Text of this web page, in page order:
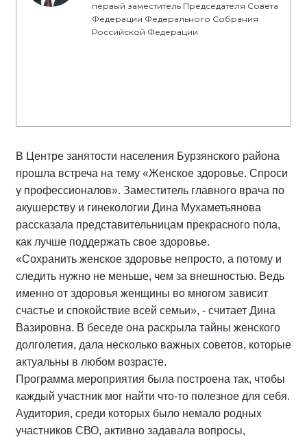
первый заместитель Председателя Совета
Федерации Федерального Собрания
Российской Федерации
В Центре занятости населения Бурзянского района
прошла встреча на тему «Женское здоровье. Спроси
у профессионалов». Заместитель главного врача по
акушерству и гинекологии Дина Мухаметьянова
рассказала представительницам прекрасного пола,
как лучше поддержать свое здоровье.
«Сохранить женское здоровье непросто, а потому и
следить нужно не меньше, чем за внешностью. Ведь
именно от здоровья женщины во многом зависит
счастье и спокойствие всей семьи», - считает Дина
Вазировна. В беседе она раскрыла тайны женского
долголетия, дала несколько важных советов, которые
актуальны в любом возрасте.
Программа мероприятия была построена так, чтобы
каждый участник мог найти что-то полезное для себя.
Аудитория, среди которых было немало родных
участников СВО, активно задавала вопросы,